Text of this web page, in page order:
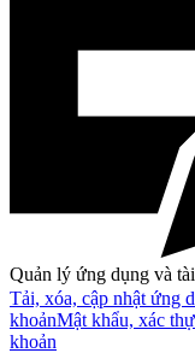
Quản lý ứng dụng và
Tải, xóa, cập nhật ứng
khoảnMật khẩu, xác
khoản